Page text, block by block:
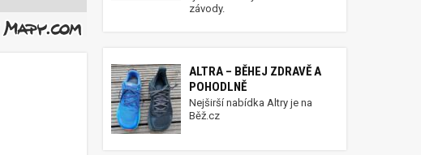
závody.
ALTRA – BĚHEJ ZDRAVĚ A
POHODLNĚ
Nejširší nabídka Altry je na
Běž.cz